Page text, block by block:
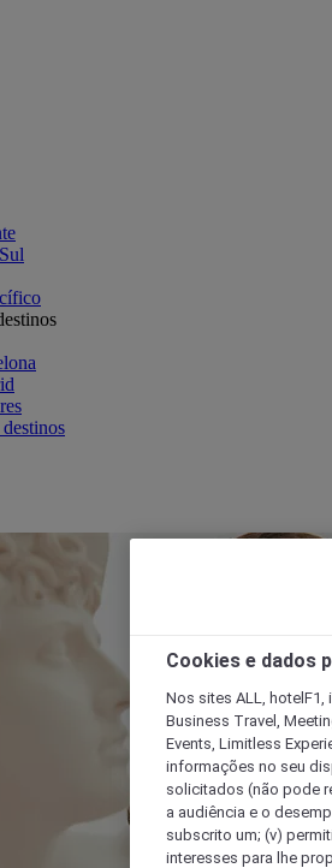
Cookies e dados
Nos sites ALL, hotelF1,
Business Travel,
Events, Limitless
informações no seu
solicitados (não pode
a audiência e o
subscrito um; (v)
interesses para lhe